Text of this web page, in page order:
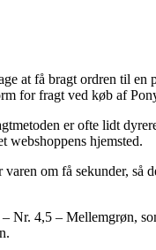
at få bragt ordren til
for fragt ved køb af
er ofte lidt
webshoppens hjemsted.
om få sekunder, så
4,5 – Mellemgrøn,